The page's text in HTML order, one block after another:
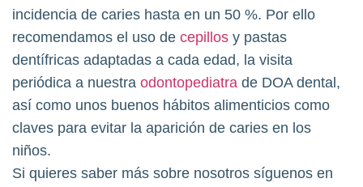
incidencia de caries hasta en un 50 %. Por ello
recomendamos el uso de cepillos y pastas
dentífricas adaptadas a cada edad, la visita
periódica a nuestra odontopediatra de DOA dental,
así como unos buenos hábitos alimenticios como
claves para evitar la aparición de caries en los
niños.
Si quieres saber más sobre nosotros síguenos en